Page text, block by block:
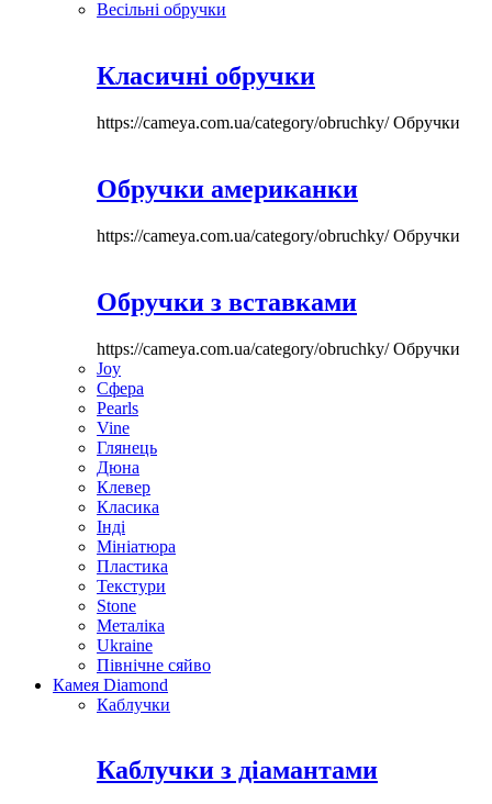
Весільні обручки
Класичні обручки
https://cameya.com.ua/category/obruchky/Обручки
Обручки американки
https://cameya.com.ua/category/obruchky/Обручки
Обручки з вставками
https://cameya.com.ua/category/obruchky/Обручки
Joy
Сфера
Pearls
Vine
Глянець
Дюна
Клевер
Класика
Інді
Мініатюра
Пластика
Текстури
Stone
Металіка
Ukraine
Північне сяйво
Камея Diamond
Каблучки
Каблучки з діамантами